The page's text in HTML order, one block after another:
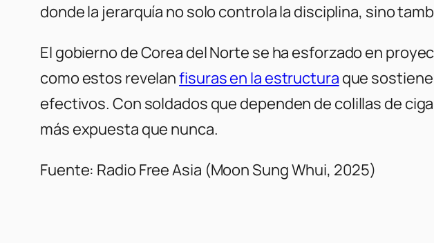
donde la jerarquía no solo controla la disciplina, sino
El gobierno de Corea del Norte se ha esforzado en
como estos revelanfisuras en la estructura que
efectivos. Con soldados que dependen de colillas de
más expuesta que nunca.
Fuente: Radio Free Asia (Moon Sung Whui, 2025)